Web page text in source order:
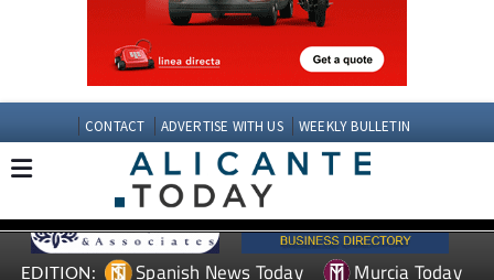
CONTACT ADVERTISE WITH US WEEKLY BULLETIN
EDITION: Spanish News Today
Murcia Today